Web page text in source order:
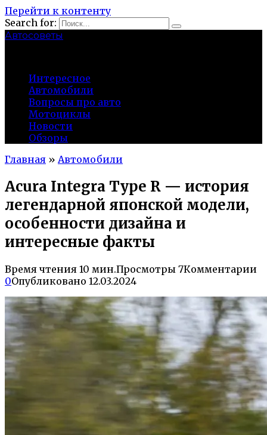
Перейти к контенту
Search for:
Автосоветы
Интересное
Автомобили
Вопросы про авто
Мотоциклы
Новости
Обзоры
Главная » Автомобили
Acura Integra Type R — история
легендарной японской модели,
особенности дизайна и
интересные факты
Время чтения 10 мин.Просмотры 7Комментарии
0Опубликовано 12.03.2024